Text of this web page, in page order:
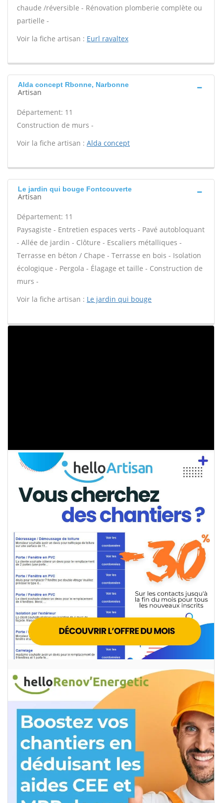
chaude /réversible - Rénovation plomberie complète ou
partielle -
Voir la fiche artisan : Eurl ravaltex
Alda concept Rbonne, Narbonne
Artisan
Département: 11
Construction de murs -
Voir la fiche artisan : Alda concept
Le jardin qui bouge Fontcouverte
Artisan
Département: 11
Paysagiste - Entretien espaces verts - Pavé autobloquant
- Allée de jardin - Clôture - Escaliers métalliques -
Terrasse en béton / Chape - Terrasse en bois - Isolation
écologique - Pergola - Élagage et taille - Construction de
murs -
Voir la fiche artisan : Le jardin qui bouge